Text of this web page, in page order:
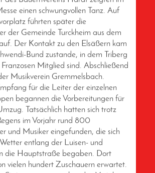
einen schwungvollen Tanz. Auf
führten später die
der Gemeinde Turckheim aus dem
Der Kontakt zu den Elsäßern kam
Bund zustande, in dem Triberg
Mitglied sind. Abschließend
Musikverein Gremmelsbach.
für die Leiter der einzelnen
begannen die Vorbereitungen für
Tatsächlich hatten sich trotz
im Vorjahr rund 800
und Musiker eingefunden, die sich
entlang der Luisen- und
die Hauptstraße begaben. Dort
vielen hundert Zuschauern erwartet.